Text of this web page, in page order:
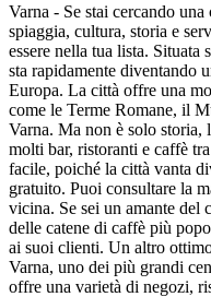
Varna - Se stai cercando
spiaggia, cultura, storia e
essere nella tua lista.
sta rapidamente diventando
Europa. La città offre una
come le Terme Romane, il
Varna. Ma non è solo storia,
molti bar, ristoranti e caffè
facile, poiché la città vanta
gratuito. Puoi consultare la
vicina. Se sei un amante del
delle catene di caffè più
ai suoi clienti. Un altro
Varna, uno dei più grandi
offre una varietà di negozi,